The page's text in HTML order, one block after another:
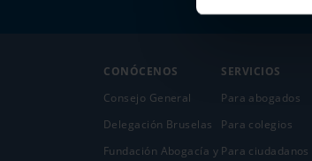
CONÓCENOS
Consejo General
Delegación Bruselas
Fundación Abogacía y
SERVICIOS
Para abogados
Para colegios
Para ciudadanos